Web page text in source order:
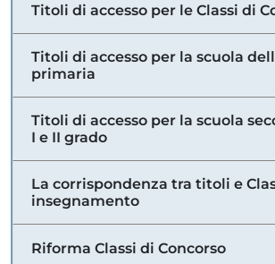
Titoli di accesso per le Classi di
Titoli di accesso per la scuola
primaria
Titoli di accesso per la scuola
I e II grado
La corrispondenza tra titoli e
insegnamento
Riforma Classi di Concorso